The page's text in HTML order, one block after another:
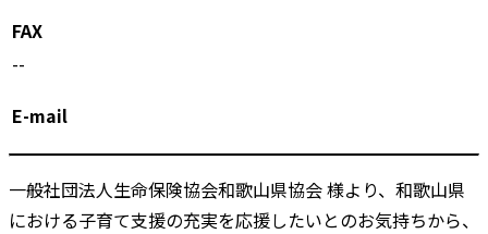
FAX
--
E-mail
一般社団法人生命保険協会和歌山県協会 様より、和歌山県
における子育て支援の充実を応援したいとのお気持ちから、